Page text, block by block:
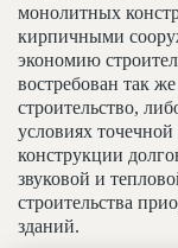
монолитных
кирпичными
экономию
востребован так
строительство,
условиях
конструкции
звуковой и
строительства
зданий.